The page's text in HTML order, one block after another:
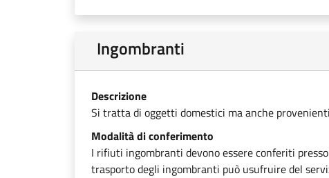
Ingombranti
Descrizione
Si tratta di oggetti domestici ma anche
Modalità di conferimento
I rifiuti ingombranti devono essere conferiti
trasporto degli ingombranti può usufruire del